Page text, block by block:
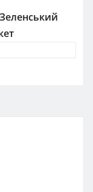
Зеленський